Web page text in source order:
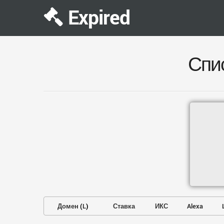
Expired
Домен (L) Ставка ИКС Alexa